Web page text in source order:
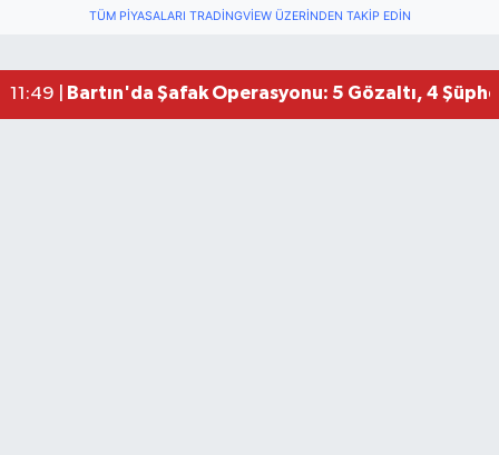
TÜM PIYASALARI TRADINGVIEW ÜZERINDEN TAKIP EDIN
11:49 | Bartın'da Şafak Operasyonu: 5 Gözaltı, 4